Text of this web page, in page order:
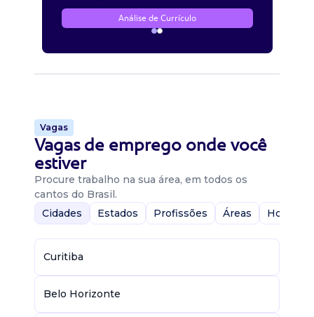
Análise de Currículo
Vagas
Vagas de emprego onde você
estiver
Procure trabalho na sua área, em todos os
cantos do Brasil.
Cidades
Estados Profissões Áreas Home-
Curitiba
Belo Horizonte